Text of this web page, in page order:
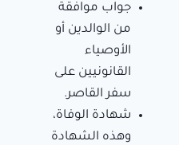
جواب موافقة
من الوالدين أو
الأوصياء
القانونيين على
سفر القاصر.
شهادة الوفاة،
وهذه الشهادة